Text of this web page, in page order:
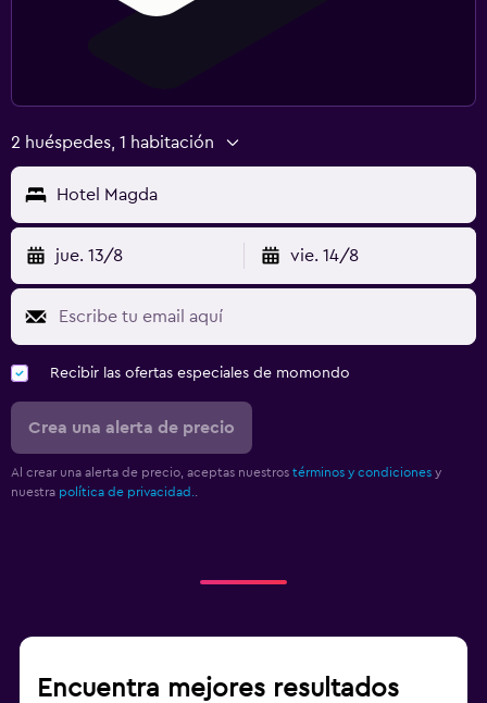
2 huéspedes, 1 habitación
Hotel Magda
jue. 13/8 vie. 14/8
Recibir las ofertas especiales de momondo
Crea una alerta de precio
Al crear una alerta de precio, aceptas nuestros términos y condiciones y
nuestra política de privacidad.
Encuentra mejores resultados